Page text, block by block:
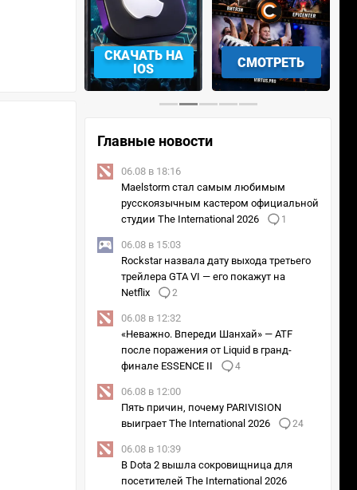
СМОТРЕТЬ УЧАСТВОВАТЬ
Главные новости
06.08 в 18:16
Maelstorm стал самым любимым
русскоязычным кастером официальной
студии The International 2026
1
06.08 в 15:03
Rockstar назвала дату выхода третьего
трейлера GTA VI — его покажут на
Netflix
2
06.08 в 12:32
«Неважно. Впереди Шанхай» — ATF
после поражения от Liquid в гранд-
финале ESSENCE II
4
06.08 в 12:00
Пять причин, почему PARIVISION
выиграет The International 2026
24
06.08 в 10:39
В Dota 2 вышла сокровищница для
посетителей The International 2026